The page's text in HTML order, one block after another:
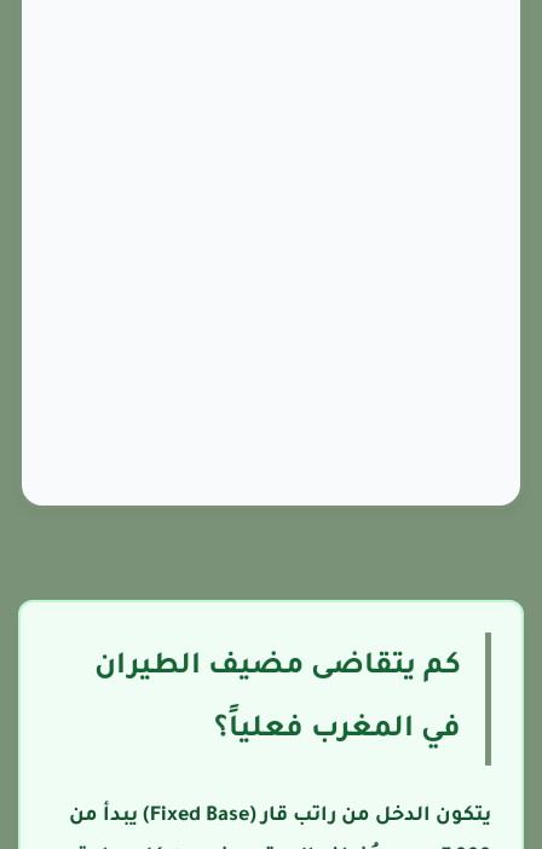
كم يتقاضى مضيف الطيران
في المغرب فعلياً؟
يتكون الدخل من راتب قار (Fixed Base) يبدأ من